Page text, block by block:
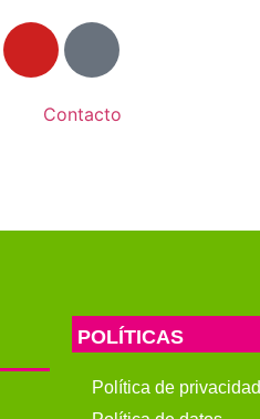
Contacto
POLÍTICAS
Política de privacidad